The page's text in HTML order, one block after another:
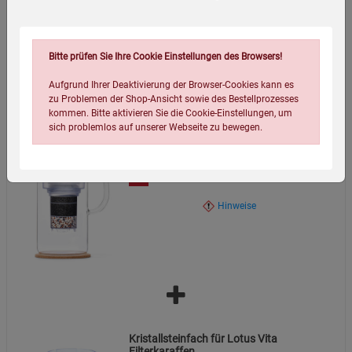
Umweltfreundliche Verpackung zur Reduzierung von
Transportemissionen.
Hinweise
Hinweise
Kristallsteinfach für Lotus Vita
Bitte prüfen Sie Ihre Cookie Einstellungen des Browsers!
Aufgrund Ihrer Deaktivierung der Browser-Cookies kann es
zu Problemen der Shop-Ansicht sowie des Bestellprozesses
kommen. Bitte aktivieren Sie die Cookie-Einstellungen, um
sich problemlos auf unserer Webseite zu bewegen.